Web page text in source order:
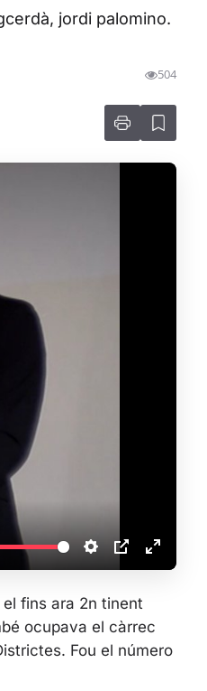
jordi palomino.
504
S
t
t
i
P
P
E
e
r
fins ara 2n tinent
ocupava el càrrec
Fou el número